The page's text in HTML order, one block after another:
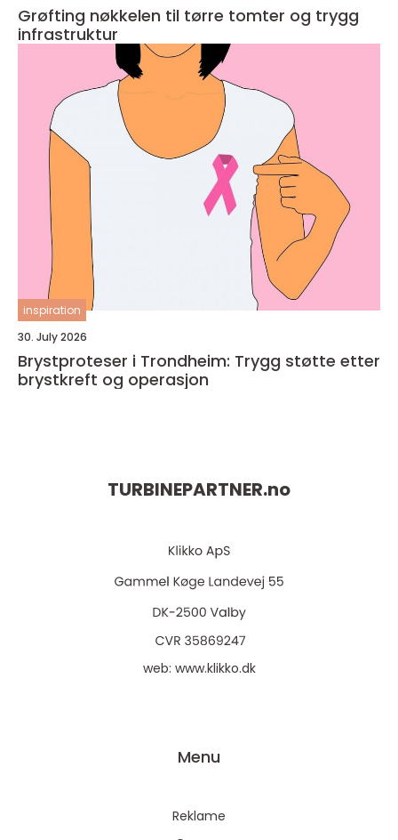
Grøfting nøkkelen til tørre tomter og trygg
infrastruktur
inspiration
30. July 2026
Brystproteser i Trondheim: Trygg støtte etter
brystkreft og operasjon
TURBINEPARTNER.no
web: www.klikko.dk
Menu
Reklame